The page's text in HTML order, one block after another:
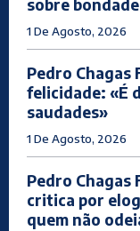
sobre
1 De Agosto, 2026
Pedro Chagas
felicidade: «É
saudades»
1 De Agosto, 2026
Pedro Chagas
critica por
quem não